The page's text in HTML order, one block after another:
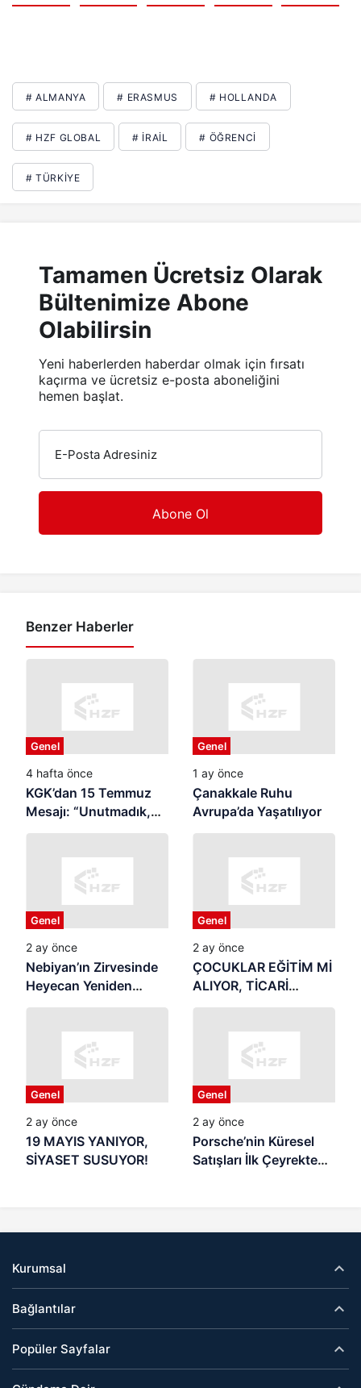
# ALMANYA # ERASMUS # HOLLANDA
# HZF GLOBAL # İRAIL # ÖĞRENCI
# TÜRKIYE
Tamamen Ücretsiz Olarak
Bültenimize Abone
Olabilirsin
Yeni haberlerden haberdar olmak için fırsatı
kaçırma ve ücretsiz e-posta aboneliğini
hemen başlat.
E-Posta Adresiniz
Benzer Haberler
Genel
4 hafta önce
KGK’dan 15 Temmuz
Mesajı: “Unutmadık,
Unutturmayacağız”
Genel
1 ay önce
Çanakkale Ruhu
Avrupa’da Yaşatılıyor
Genel
2 ay önce
Nebiyan’ın Zirvesinde
Heyecan Yeniden
Başlıyor
Genel
2 ay önce
ÇOCUKLAR EĞİTİM Mİ
ALIYOR, TİCARİ
REKLAMIN
OLUYOR? Yaz Tatili
Başladı: Samsun’da
Veliler Endişeli,
Denetim Nerede?
Genel
2 ay önce
19 MAYIS YANIYOR,
SİYASET SUSUYOR!
Genel
2 ay önce
Porsche’nin Küresel
Satışları İlk Çeyrekte
Kurumsal
Bağlantılar
Popüler Sayfalar